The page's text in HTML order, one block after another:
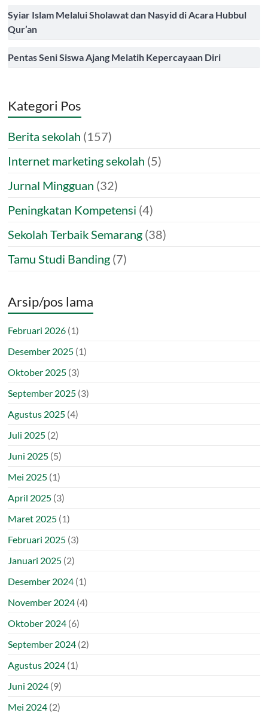
Syiar Islam Melalui Sholawat dan Nasyid di Acara Hubbul
Qur’an
Pentas Seni Siswa Ajang Melatih Kepercayaan Diri
Kategori Pos
Berita sekolah (157)
Internet marketing sekolah (5)
Jurnal Mingguan (32)
Peningkatan Kompetensi (4)
Sekolah Terbaik Semarang (38)
Tamu Studi Banding (7)
Arsip/pos lama
Februari 2026 (1)
Desember 2025 (1)
Oktober 2025 (3)
September 2025 (3)
Agustus 2025 (4)
Juli 2025 (2)
Juni 2025 (5)
Mei 2025 (1)
April 2025 (3)
Maret 2025 (1)
Februari 2025 (3)
Januari 2025 (2)
Desember 2024 (1)
November 2024 (4)
Oktober 2024 (6)
September 2024 (2)
Agustus 2024 (1)
Juni 2024 (9)
Mei 2024 (2)